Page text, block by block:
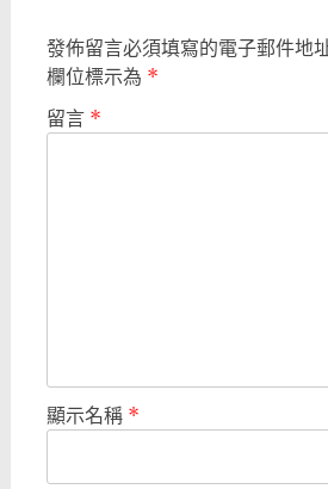
發佈留言必須填寫的電子郵件地
欄位標示為 *
留言 *
顯示名稱 *